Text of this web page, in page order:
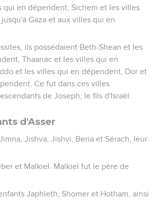
qui en dépendent, Sichem et les villes
Gaza et aux villes qui en
ils possédaient Beth-Shean et les
Thaanac et les villes qui en
et les villes qui en dépendent, Dor et
Ce fut dans ces villes
de Joseph, le fils d'Israël.
d'Asser
Jishva, Jishvi, Beria et Sérach, leur
et Malkiel. Malkiel fut le père de
Japhleth, Shomer et Hotham, ainsi